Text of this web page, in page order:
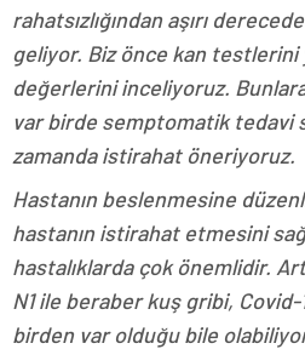
rahatsızlığından aşırı
geliyor. Biz önce kan testlerini
değerlerini inceliyoruz.
var birde semptomatik tedavi
zamanda istirahat öneriyoruz.
Hastanın beslenmesine
hastanın istirahat etmesini
hastalıklarda çok önemlidir.
N1 ile beraber kuş gribi, Covid-
birden var olduğu bile